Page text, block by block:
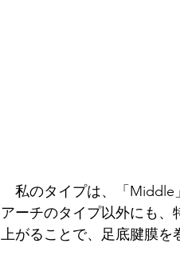
私のタイプは、「Middle
アーチのタイプ以外にも
上がることで、足底腱膜を